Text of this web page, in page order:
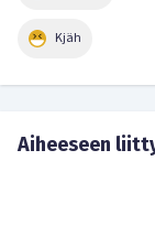
Kjäh
Aiheeseen